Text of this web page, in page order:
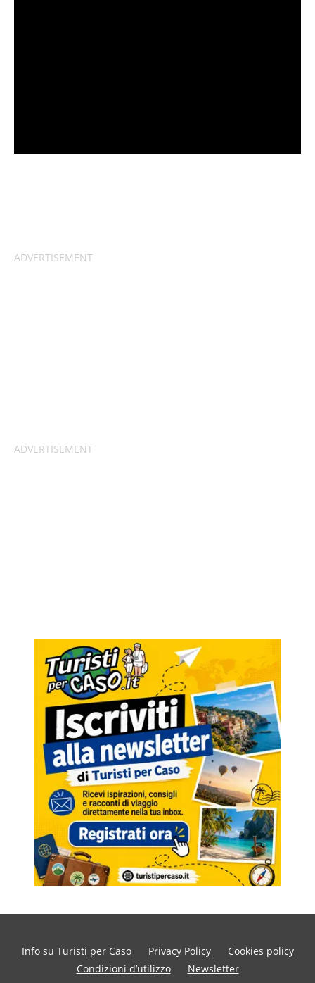
Info su Turisti per Caso Privacy Policy
Cookies policy
Condizioni d’utilizzo
Newsletter